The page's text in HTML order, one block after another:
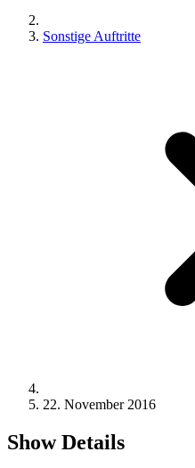
Sonstige Auftritte
22. November 2016
Show Details